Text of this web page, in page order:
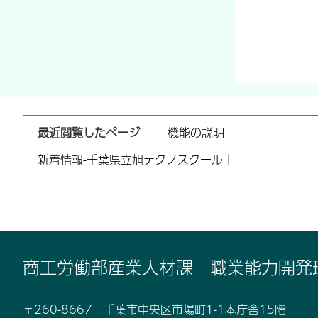
最近閲覧したページ
機能の説明
新着情報-千葉県立旭テクノスクール ｜
商工労働部産業人材課 職業能力開発
〒260-8667 千葉市中央区市場町1-1本庁舎15階